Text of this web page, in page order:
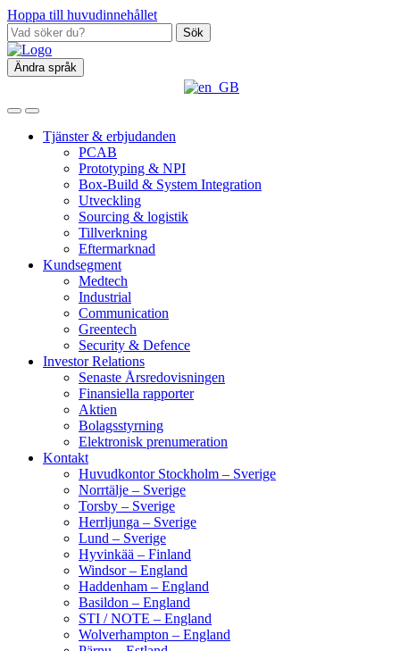
Hoppa till huvudinnehållet
Sök
Ändra språk
Tjänster & erbjudanden
PCAB
Prototyping & NPI
Box‑Build & System Integration
Utveckling
Sourcing & logistik
Tillverkning
Eftermarknad
Kundsegment
Medtech
Industrial
Communication
Greentech
Security & Defence
Investor Relations
Senaste Årsredovisningen
Finansiella rapporter
Aktien
Bolagsstyrning
Elektronisk prenumeration
Kontakt
Huvudkontor Stockholm – Sverige
Norrtälje – Sverige
Torsby – Sverige
Herrljunga – Sverige
Lund – Sverige
Hyvinkää – Finland
Windsor – England
Haddenham – England
Basildon – England
STI / NOTE – England
Wolverhampton – England